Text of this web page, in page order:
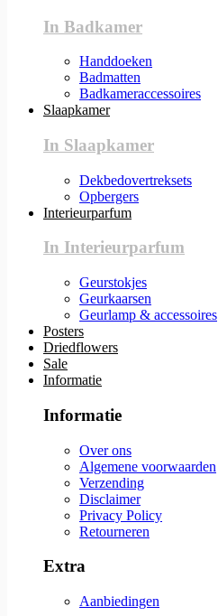
In Badkamer
Handdoeken
Badmatten
Badkameraccessoires
Slaapkamer
In Slaapkamer
Dekbedovertreksets
Opbergers
Interieurparfum
In Interieurparfum
Geurstokjes
Geurkaarsen
Geurlamp & accessoires
Posters
Driedflowers
Sale
Informatie
Informatie
Over ons
Algemene voorwaarden
Verzending
Disclaimer
Privacy Policy
Retourneren
Extra
Aanbiedingen